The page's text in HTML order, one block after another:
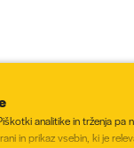
analitike in trženja pa
in prikaz vsebin, ki je